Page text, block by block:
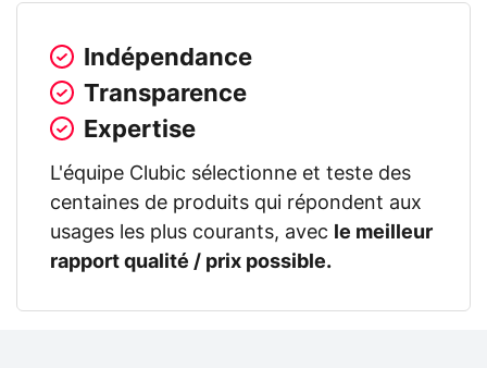
Indépendance
Transparence
Expertise
L'équipe Clubic sélectionne et teste des
centaines de produits qui répondent aux
usages les plus courants, avec
le meilleur
rapport qualité / prix possible.